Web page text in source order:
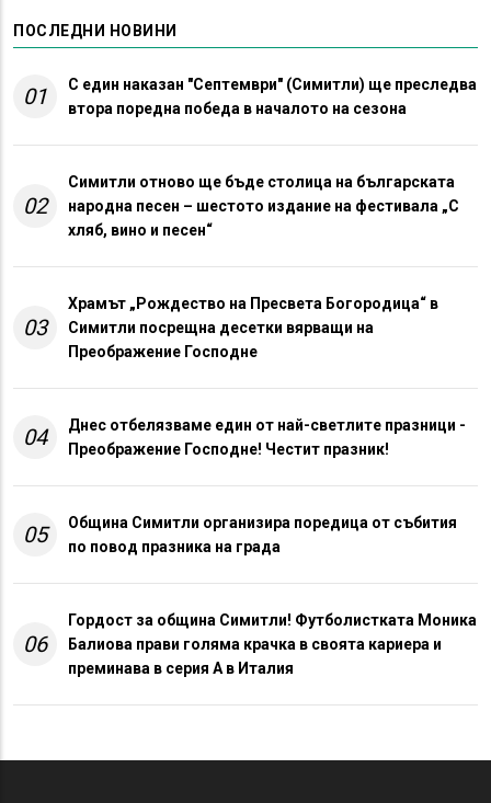
ПОСЛЕДНИ НОВИНИ
01
С един наказан "Септември" (Симитли) ще преследва
втора поредна победа в началото на сезона
02
Симитли отново ще бъде столица на българската
народна песен – шестото издание на фестивала „С
хляб, вино и песен“
03
Храмът „Рождество на Пресвета Богородица“ в
Симитли посрещна десетки вярващи на
Преображение Господне
04
Днес отбелязваме един от най-светлите празници -
Преображение Господне! Честит празник!
05
Община Симитли организира поредица от събития
по повод празника на града
06
Гордост за община Симитли! Футболистката Моника
Балиова прави голяма крачка в своята кариера и
преминава в серия А в Италия